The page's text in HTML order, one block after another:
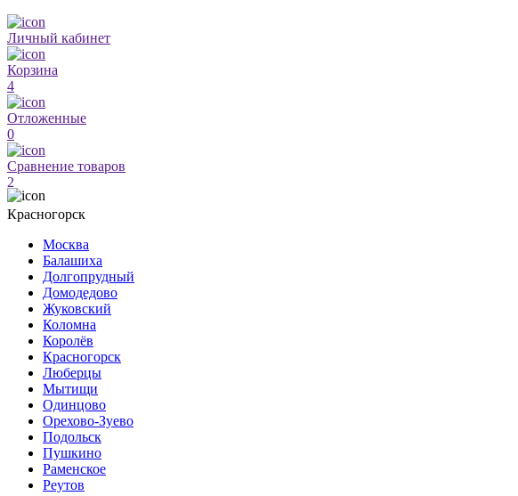
Личный кабинет
Корзина
4
Отложенные
0
Сравнение товаров
2
Красногорск
Москва
Балашиха
Долгопрудный
Домодедово
Жуковский
Коломна
Королёв
Красногорск
Люберцы
Мытищи
Одинцово
Орехово-Зуево
Подольск
Пушкино
Раменское
Реутов